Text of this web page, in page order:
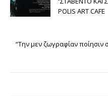
POLIS ART CAFE
“Την μεν ζωγραφίαν